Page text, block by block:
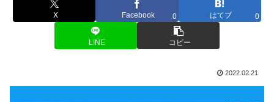
X Facebook 0 はてブ 0
LINE コピー
2022.02.21